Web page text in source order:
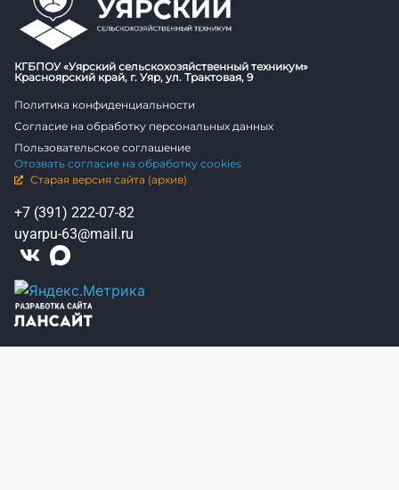
КГБПОУ «Уярский сельскохозяйственный техникум»
Красноярский край, г. Уяр, ул. Трактовая, 9
Политика конфиденциальности
Согласие на обработку персональных данных
Пользовательское соглашение
Отозвать согласие на обработку cookies
Старая версия сайта (архив)
+7 (391) 222-07-82
uyarpu-63@mail.ru